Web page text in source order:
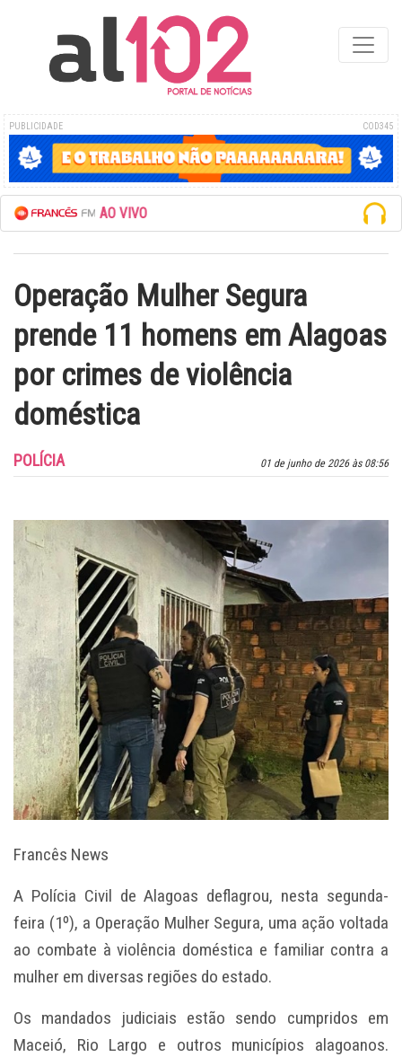
PUBLICIDADE COD345
FM AO VIVO
Operação Mulher Segura
prende 11 homens em Alagoas
por crimes de violência
doméstica
01 de junho de 2026 às 08:56
POLÍCIA
Francês News
A Polícia Civil de Alagoas deflagrou, nesta segunda-
feira (1º), a Operação Mulher Segura, uma ação voltada
ao combate à violência doméstica e familiar contra a
mulher em diversas regiões do estado.
Os mandados judiciais estão sendo cumpridos em
Maceió, Rio Largo e outros municípios alagoanos.